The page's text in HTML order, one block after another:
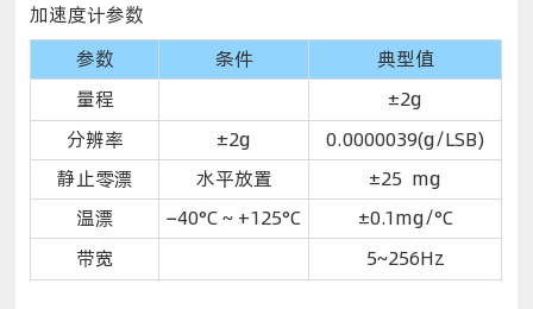
加速度计参数
参数
条件
典型值
量程
±2g
分辨率
±2g
0.0000039(g/LSB)
静止零漂
水平放置
±25 mg
温漂
−40°C ~ +125°C
±0.1mg/°C
带宽
5~256Hz